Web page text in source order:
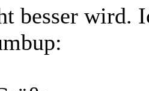
besser wird.